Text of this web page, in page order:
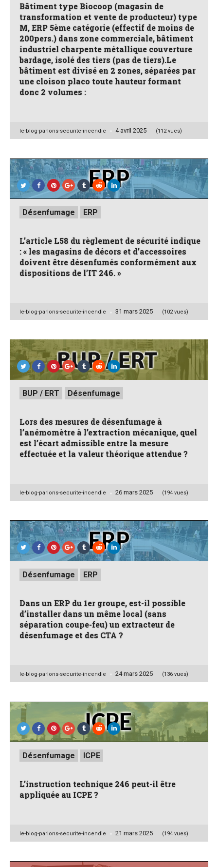
Bâtiment type Biocoop (magasin de
transformation et vente de producteur) type
M, ERP 5ème catégorie (effectif de moins de
200pers.) dans zone commerciale, bâtiment
industriel charpente métallique couverture
bardage, isolé des tiers (pas de tiers).Le
bâtiment est divisé en 2 zones, séparées par
une cloison placo toute hauteur formant
donc 2 volumes :
Posted
le-blog-parlons-securite-incendie 4 avril 2025 (112 vues)
Posted
inDésenfumage ERP
L’article L58 du règlement de sécurité indique
: « les magasins de décors et d’accessoires
doivent être désenfumés conformément aux
dispositions de l’IT 246. »
Posted
le-blog-parlons-securite-incendie 31 mars 2025 (102 vues)
Posted
inBUP / ERT Désenfumage
Lors des mesures de désenfumage à
l’anémomètre à l’extraction mécanique, quel
est l’écart admissible entre la mesure
effectuée et la valeur théorique attendue ?
Posted
le-blog-parlons-securite-incendie 26 mars 2025 (194 vues)
Posted
inDésenfumage ERP
Dans un ERP du 1er groupe, est-il possible
d’installer dans un même local (sans
séparation coupe-feu) un extracteur de
désenfumage et des CTA ?
Posted
le-blog-parlons-securite-incendie 24 mars 2025 (136 vues)
Posted
inDésenfumage ICPE
L’instruction technique 246 peut-il être
appliquée au ICPE ?
Posted
le-blog-parlons-securite-incendie 21 mars 2025 (194 vues)